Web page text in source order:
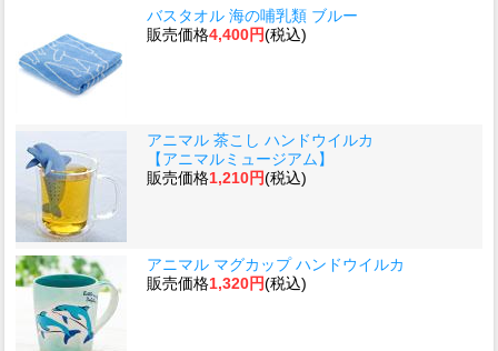
バスタオル 海の哺乳類 ブルー
販売価格4,400円(税込)
アニマル 茶こし ハンドウイルカ
【アニマルミュージアム】
販売価格1,210円(税込)
アニマル マグカップ ハンドウイルカ
販売価格1,320円(税込)